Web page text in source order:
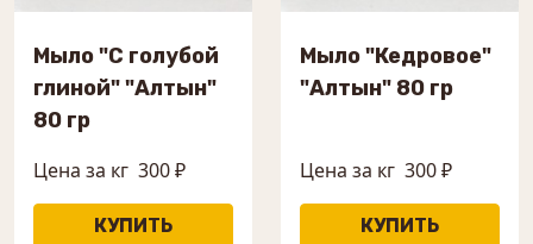
Мыло "С голубой
глиной" "Алтын"
80 гр
Цена за кг 300 ₽
Мыло "Кедровое"
"Алтын" 80 гр
Цена за кг 300 ₽